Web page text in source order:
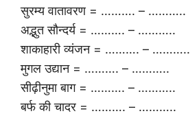
सुरम्य वातावरण = ………. – ………..
अद्भुत सौन्दर्य = ………. – ………..
शाकाहारी व्यंजन = ………. – ………..
मुगल उद्यान = ………. – ………..
सीढ़ीनुमा बाग = ………. – ………..
बर्फ की चादर = ………. – ………..